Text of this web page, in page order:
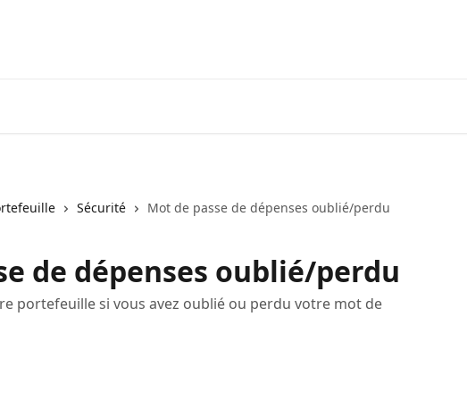
Sécurité Mot de passe de dépenses oublié/perdu
de dépenses oublié/perdu
portefeuille si vous avez oublié ou perdu votre mot de